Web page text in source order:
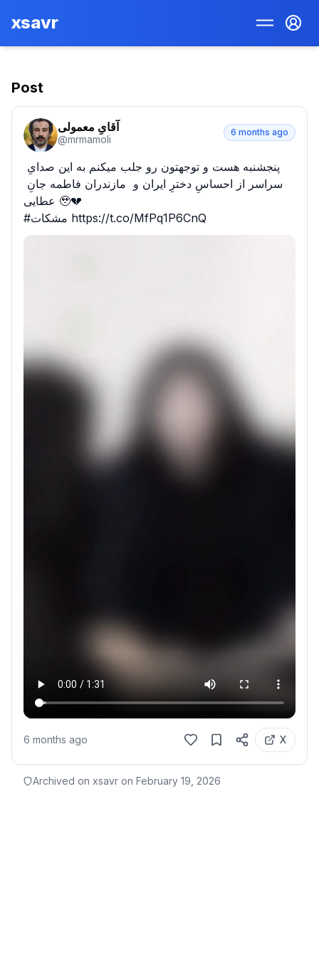
xsavr
Post
آقایِ معمولی
@mrmamoli
6 months ago
عطایی 🥹💔
#مشکات https://t.co/MfPq1P6CnQ
6 months ago X
Archived on xsavr on February 19, 2026